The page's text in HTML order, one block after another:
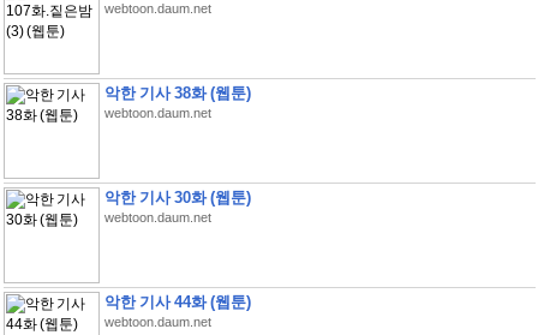
webtoon.daum.net
악한 기사 38화 (웹툰)
webtoon.daum.net
악한 기사 30화 (웹툰)
webtoon.daum.net
악한 기사 44화 (웹툰)
webtoon.daum.net